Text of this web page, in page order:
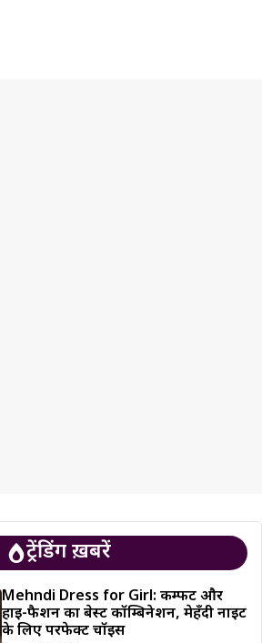
ट्रेंडिंग ख़बरें
Mehndi Dress for Girl: कम्फर्ट और
हाई-फैशन का बेस्ट कॉम्बिनेशन, मेहँदी नाइट
के लिए परफेक्ट चॉइस